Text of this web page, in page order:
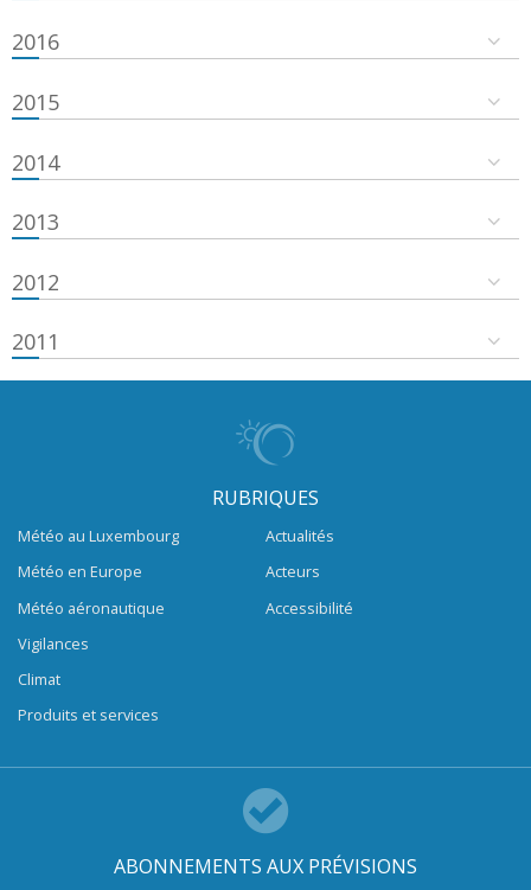
2016
2015
2014
2013
2012
2011
RUBRIQUES
Météo au Luxembourg
Météo en Europe
Météo aéronautique
Vigilances
Climat
Produits et services
Actualités
Acteurs
Accessibilité
ABONNEMENTS AUX PRÉVISIONS